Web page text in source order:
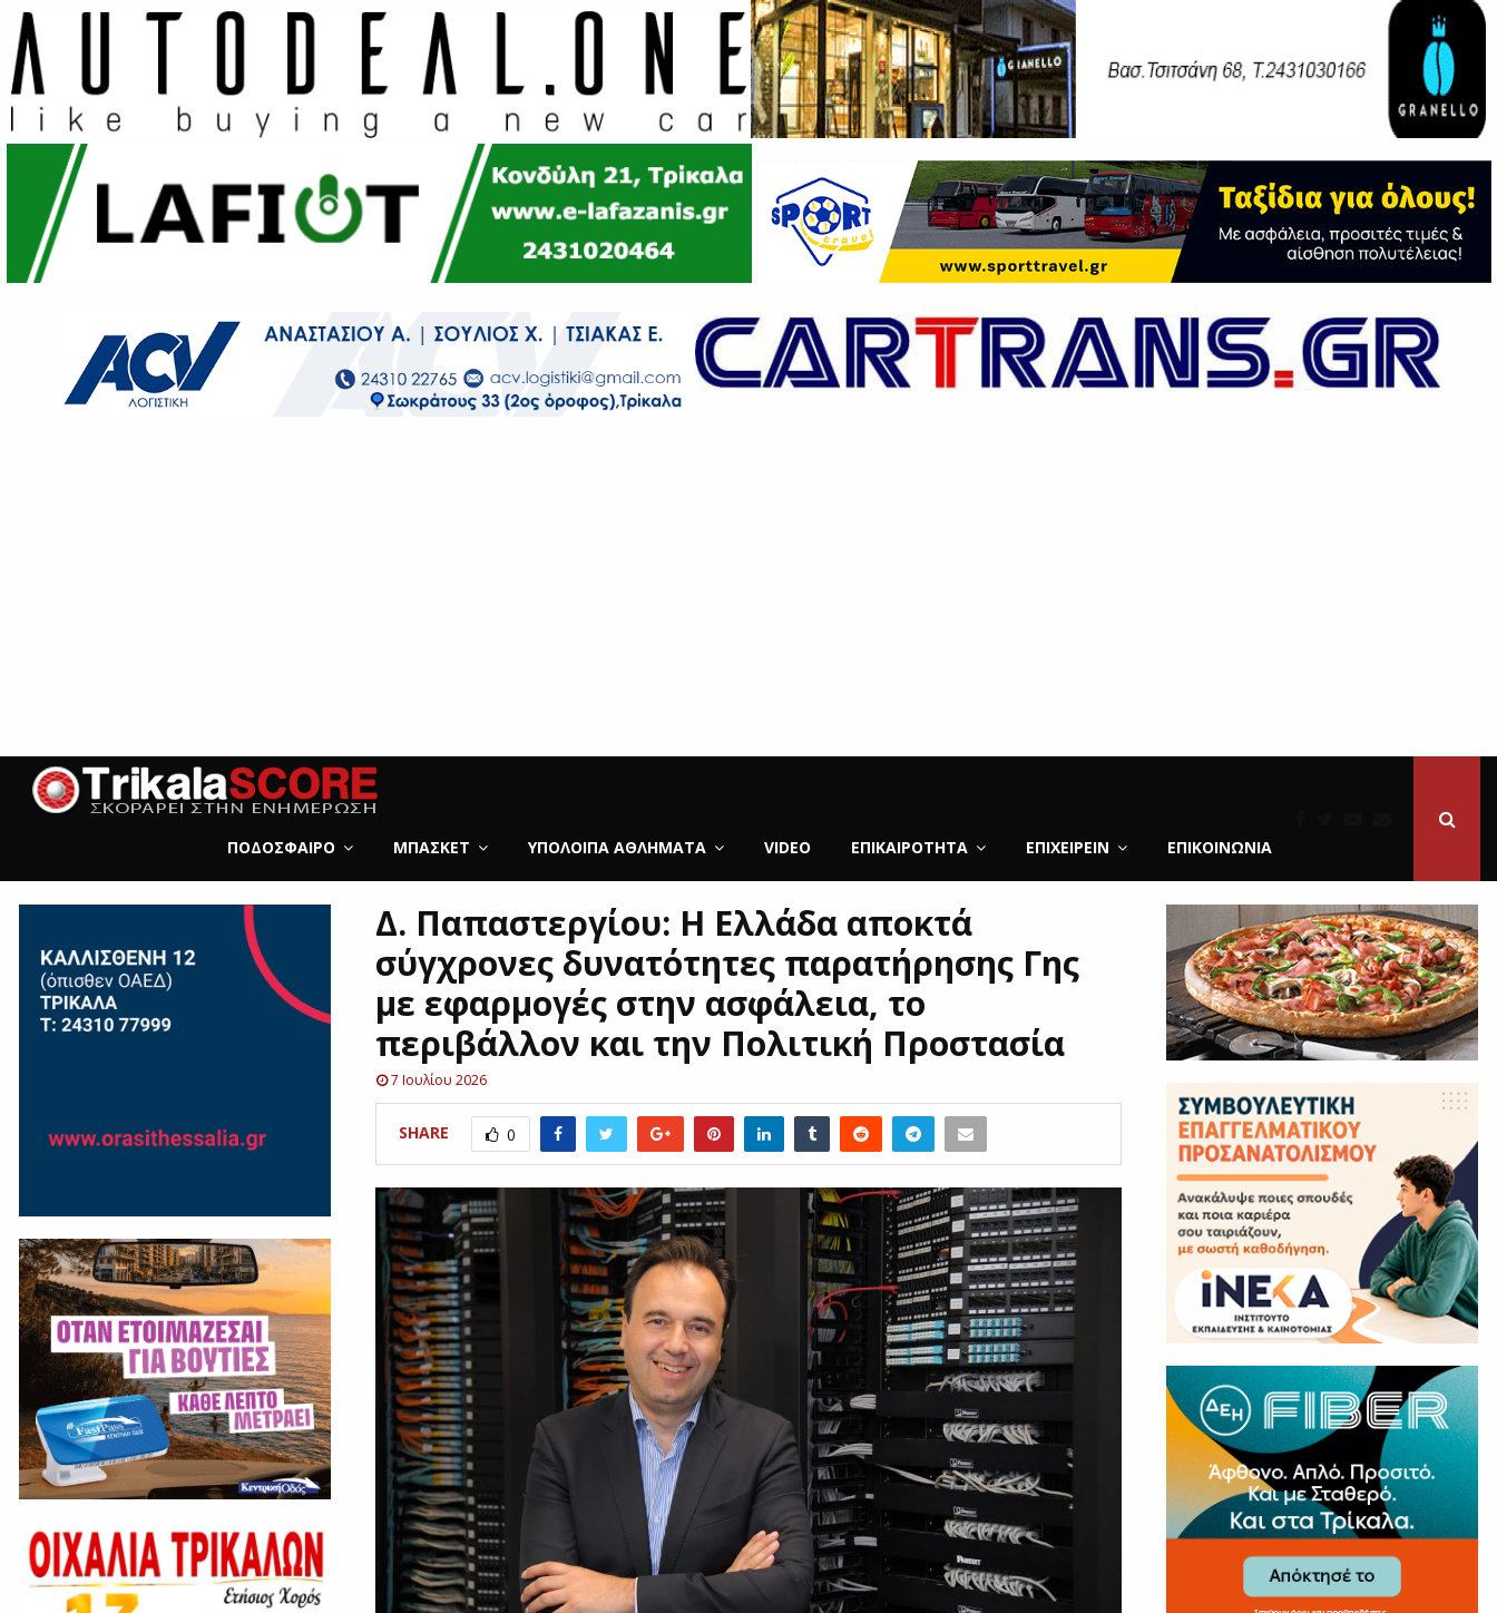
ΠΟΔΌΣΦΑΙΡΟ ΜΠΆΣΚΕΤ ΥΠΌΛΟΙΠΑ ΑΘΛΉΜΑΤΑ VIDEO ΕΠΙΚΑΙΡΌΤΗΤΑ ΕΠΙΧΕΙΡΕΙΝ ΕΠΙΚΟΙΝΩΝΊΑ
Δ. Παπαστεργίου: Η Ελλάδα αποκτά
σύγχρονες δυνατότητες παρατήρησης Γης
με εφαρμογές στην ασφάλεια, το
περιβάλλον και την Πολιτική Προστασία
7 Ιουλίου 2026
SHARE 0